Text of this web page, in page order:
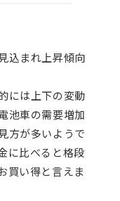
込まれ上昇傾向
には上下の変動
池車の需要増加
方が多いようで
に比べると格段
買い得と言えま